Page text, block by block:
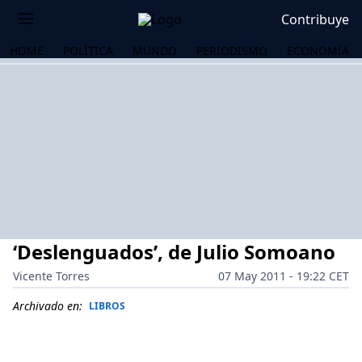
Contribuye
HOME POLÍTICA MUNDO PERIODISMO ECONOMÍA
‘Deslenguados’, de Julio Somoano
Vicente Torres
07 May 2011 - 19:22 CET
Archivado en: LIBROS